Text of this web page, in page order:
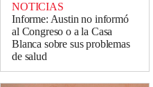
NOTICIAS
Informe: Austin no informó
al Congreso o a la Casa
Blanca sobre sus problemas
de salud